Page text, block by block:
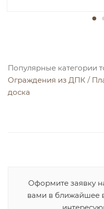
Популярные категории
Ограждения из ДПК /
доска
Оформите заявку
вами в ближайшее